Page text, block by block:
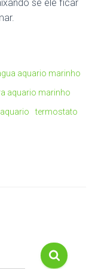
se ele ficar
aquario marinho
aquario marinho
termostato